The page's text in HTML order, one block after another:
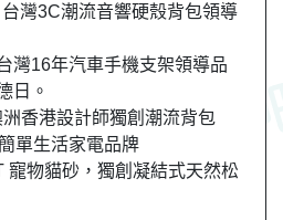
灣3C潮流音響硬殼背包領導
灣16年汽車手機支架領導品
日。
洲香港設計師獨創潮流背包
單生活家電品牌
寵物貓砂，獨創凝結式天然松